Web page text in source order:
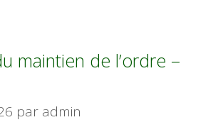
maintien de l’ordre –
par admin